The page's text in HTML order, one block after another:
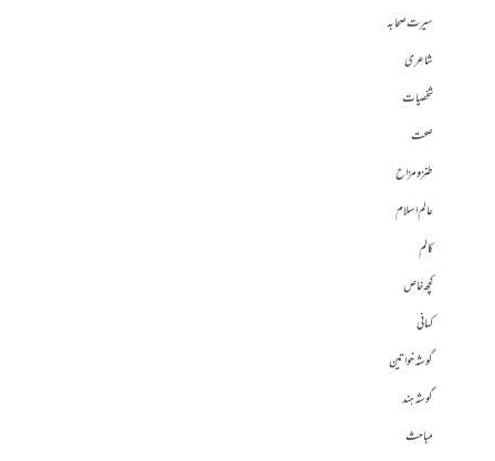
سیرت صحابہ
شاعری
شخصیات
صحت
طنز و مزاح
عالم اسلام
کالم
کچھ خاص
کہانی
گوشہ خواتین
گوشہ ہند
مباحث